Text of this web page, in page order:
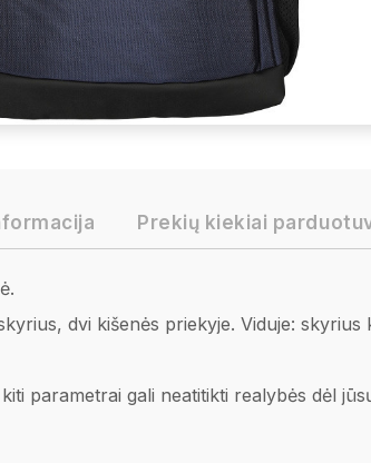
Prekių kiekiai
dvi kišenės priekyje. Viduje: skyrius
parametrai gali neatitikti realybės dėl